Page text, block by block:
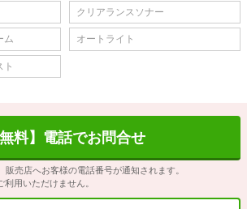
クリアランスソナー
ム オートライト
ト
無料】電話でお問合せ
売店へお客様の電話番号が通知されます。
用いただけません。